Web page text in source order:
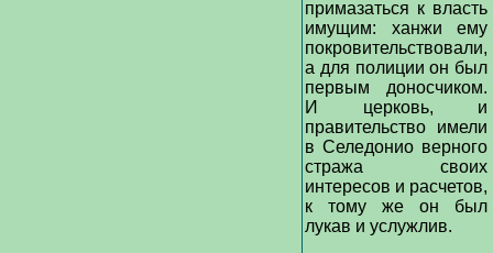
примазаться к власть
имущим: ханжи ему
покровительствовали,
а для полиции он был
первым доносчиком.
И церковь, и
правительство имели
в Селедонио верного
стража своих
интересов и расчетов,
к тому же он был
лукав и услужлив.